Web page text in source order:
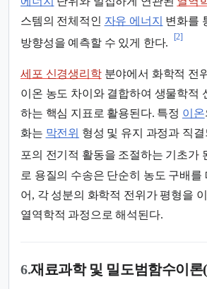
스템의 전체적인 자유 에너지
변화를
방향성을 예측할 수 있게 한다.
[2]
세포 신경생리학분야에서 화학적 전
이온 농도 차이와 결합하여 생물학적
하는 핵심 지표로 활용된다. 특정 이온
화는 막전위 형성 및 유지 과정과 직결
포의 전기적 활동을 조절하는 기초가
로 용질의 수송은 단순히 농도 구배를
어, 각 성분의 화학적 전위가 평형을
열역학적 과정으로 해석된다.
6.재료과학 및 밀도범함수이론